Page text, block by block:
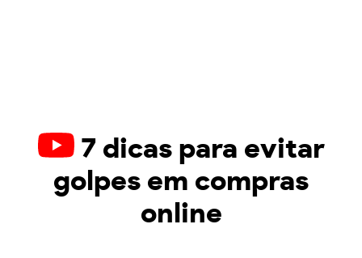
7 dicas para evitar
golpes em compras
online